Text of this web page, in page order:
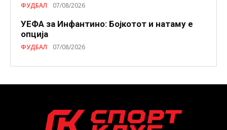
ФУДБАЛ 07/08/2026
УЕФА за Инфантино: Бојкотот и натаму е
опција
ФУДБАЛ 07/08/2026